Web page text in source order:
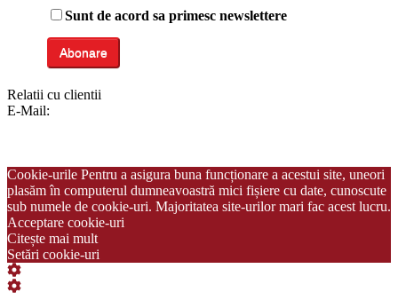
Sunt de acord sa primesc newslettere
Relatii cu clientii
E-Mail:
Cookie-urile Pentru a asigura buna funcționare a acestui site, uneori
plasăm în computerul dumneavoastră mici fișiere cu date, cunoscute
sub numele de cookie-uri. Majoritatea site-urilor mari fac acest lucru.
Acceptare cookie-uri
Citește mai mult
Setări cookie-uri
Setări
cookie
Setări